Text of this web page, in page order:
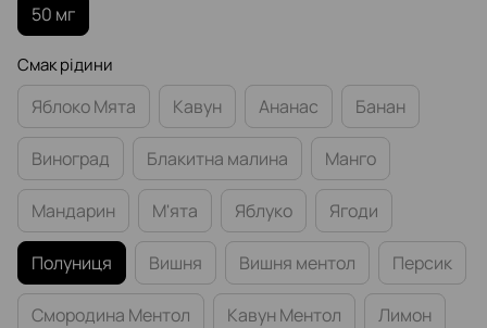
50 мг
Смак рідини
Яблоко Мята Кавун Ананас Банан
Виноград Блакитна малина Манго
Мандарин М'ята Яблуко Ягоди
Полуниця Вишня Вишня ментол Персик
Смородина Ментол Кавун Ментол Лимон